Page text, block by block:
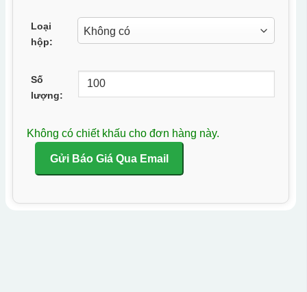
Loại
hộp:
Số
lượng:
Không có chiết khấu cho đơn hàng này.
Gửi Báo Giá Qua Email